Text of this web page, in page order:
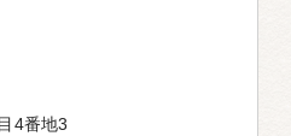
4番地3